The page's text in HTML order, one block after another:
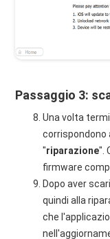
Passaggio 3:
Una volta
corrispondono
"riparazione".
firmware
Dopo aver
quindi alla
che